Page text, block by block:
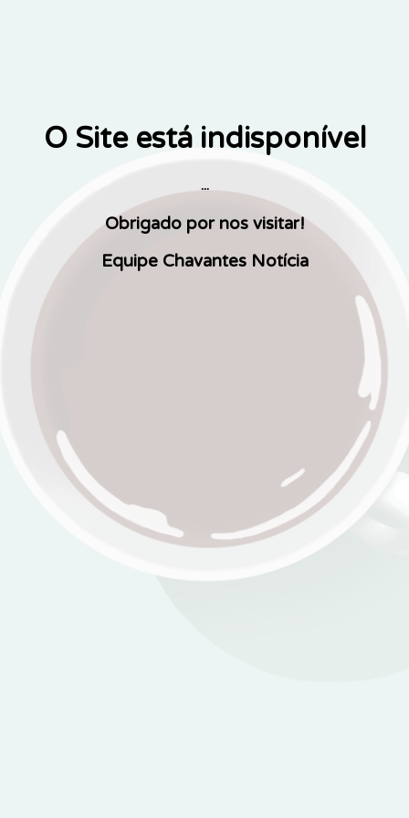
O Site está indisponível
...
Obrigado por nos visitar!
Equipe Chavantes Notícia